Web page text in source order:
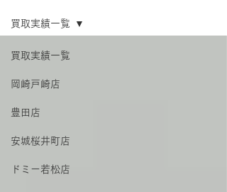
買取実績一覧
岡崎戸崎店
豊田店
安城桜井町店
ドミー若松店
買取実績一覧